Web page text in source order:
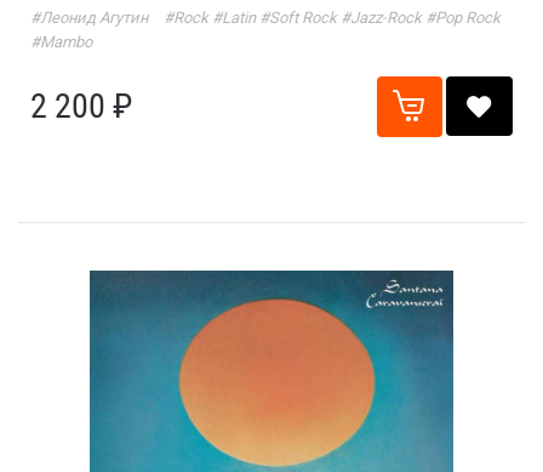
#Леонид Агутин #Rock #Latin #Soft Rock #Jazz-Rock #Pop Rock
#Mambo
2 200 ₽